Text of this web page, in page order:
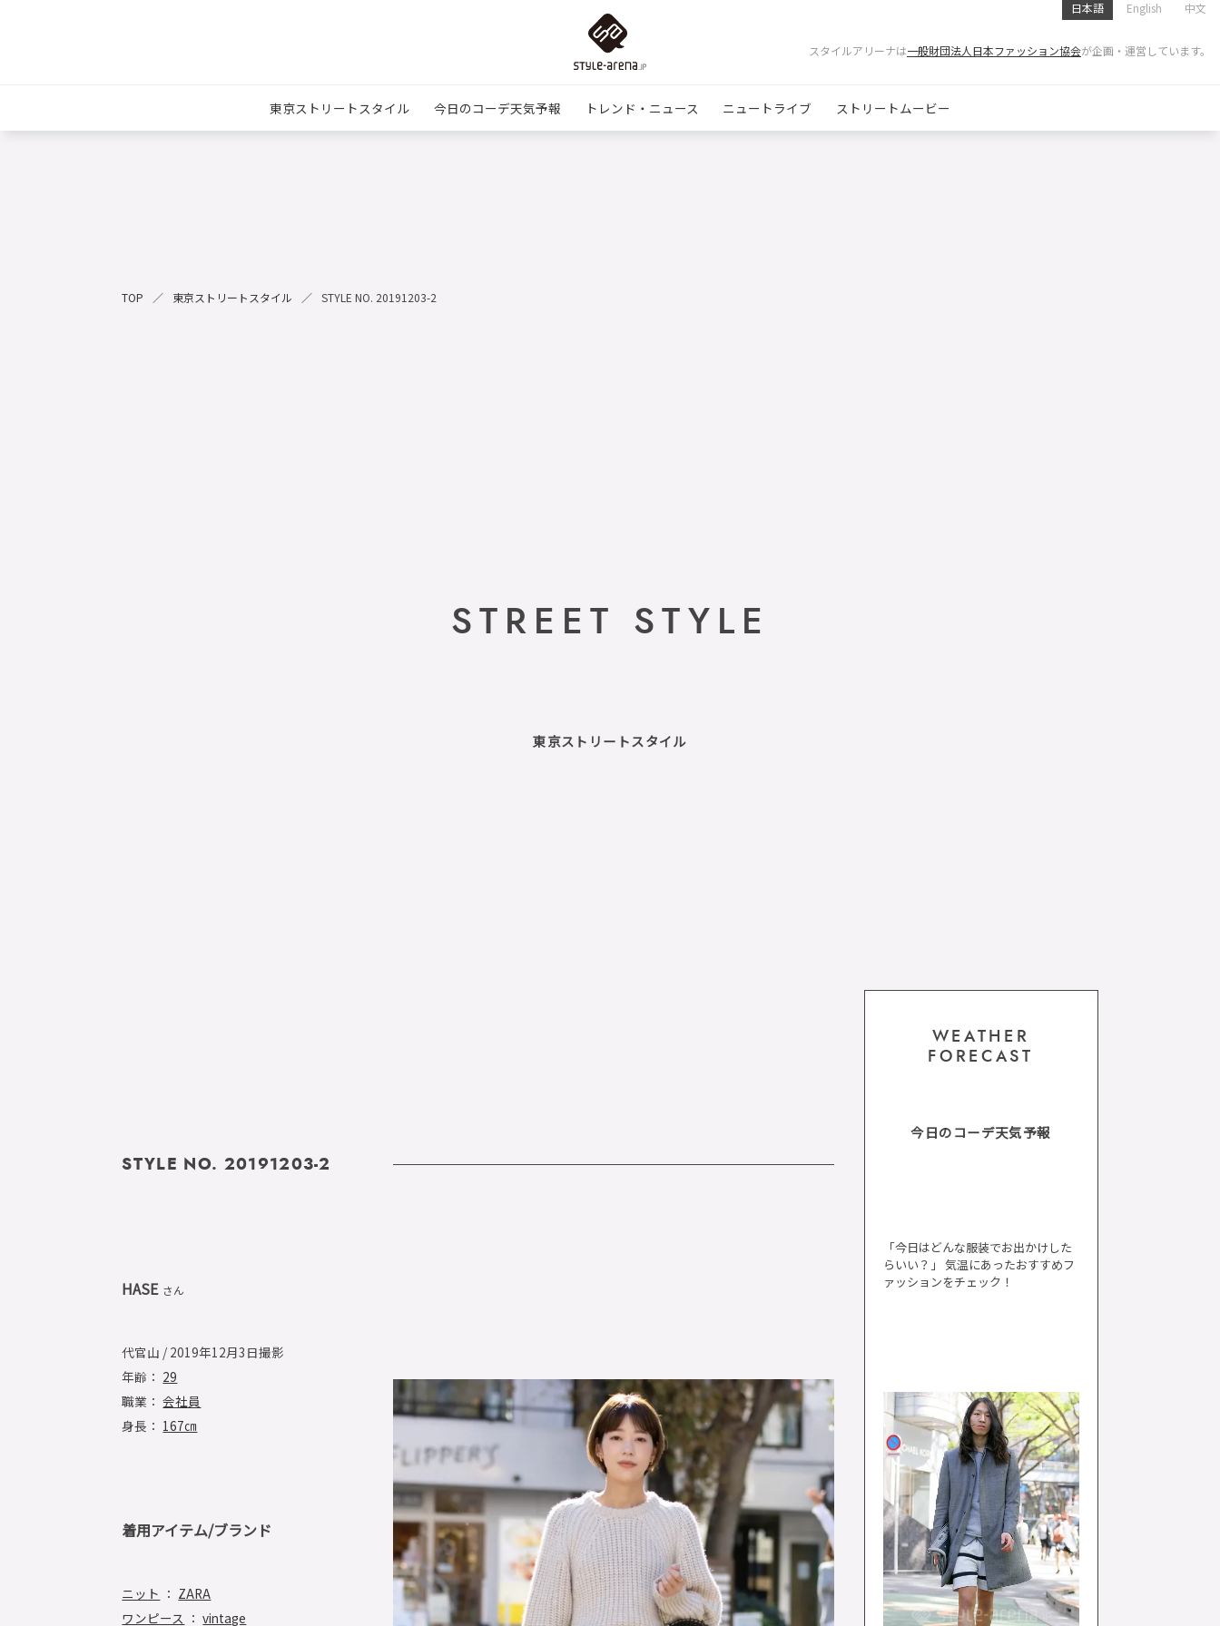
日本語 English 中文
スタイルアリーナは一般財団法人日本ファッション協会が企画・運営しています。
東京ストリートスタイル 今日のコーデ天気予報 トレンド・ニュース ニュートライブ ストリートムービー
TOP 東京ストリートスタイル STYLE NO. 20191203-2
STREET STYLE
東京ストリートスタイル
STYLE NO. 20191203-2
HASE さん
代官山 / 2019年12月3日撮影
年齢： 29
職業：会社員
身長： 167㎝
着用アイテム/ブランド
ニット ： ZARA
ワンピース ：vintage
WEATHER
FORECAST
今日のコーデ天気予報
「今日はどんな服装でお出かけした
らいい？」 気温にあったおすすめフ
ァッションをチェック！